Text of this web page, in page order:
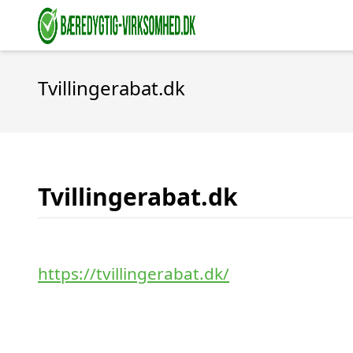
Tvillingerabat.dk
Tvillingerabat.dk
https://tvillingerabat.dk/